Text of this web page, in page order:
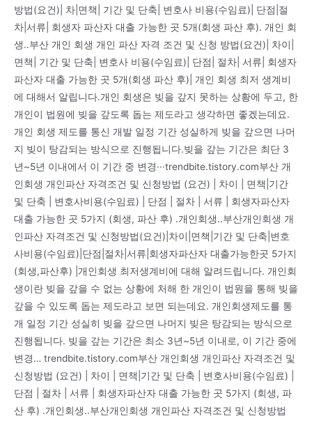
방법(요건)| 차|면책| 기간 및 단축| 변호사 비용(수임료)| 단점|절
차|서류| 회생자 파산자 대출 가능한 곳 5개(회생 파산 후). 개인 회
생..부산 개인 회생 개인 파산 자격 조건 및 신청 방법(요건)| 차이|
면책| 기간 및 단축| 변호사 비용(수임료)| 단점| 절차| 서류| 회생자
파산자 대출 가능한 곳 5개(회생 파산 후)| 개인 회생 최저 생계비
에 대해서 알립니다.개인 회생은 빚을 갚지 못하는 상황에 두고, 한
개인이 법원에 빚을 갚도록 돕는 제도라고 생각하면 좋겠는데요.
개인 회생 제도를 통신 개발 일정 기간 성실하게 빚을 갚으면 나머
지 빚이 탕감되는 방식으로 진행됩니다.빚을 갚는 기간은 최단 3
년~5년 이내에서 이 기간 중 변경···trendbite.tistory.com부산 개
인회생 개인파산 자격조건 및 신청방법 (요건) | 차이 | 면책|기간
및 단축 | 변호사비용(수임료) | 단점 | 절차 | 서류 | 회생자파산자
대출 가능한 곳 5가지 (회생, 파산 후) .개인회생..부산개인회생 개
인파산 자격조건 및 신청방법(요건)|차이|면책|기간 및 단축|변호
사비용(수임료)|단점|절차|서류|회생자파산자 대출가능한곳 5가지
(회생,파산후) |개인회생 최저생계비에 대해 알려드립니다. 개인회
생이란 빚을 갚을 수 없는 상황에 처해 한 개인이 법원을 통해 빚을
갚을 수 있도록 돕는 제도라고 보면 되는데요. 개인회생제도를 통
개 일정 기간 성실히 빚을 갚으면 나머지 빚은 탕감되는 방식으로
진행됩니다. 빚을 갚는 기간은 최소 3년~5년 이내로, 이 기간 중에
변경… trendbite.tistory.com부산 개인회생 개인파산 자격조건 및
신청방법 (요건) | 차이 | 면책|기간 및 단축 | 변호사비용(수임료) |
단점 | 절차 | 서류 | 회생자파산자 대출 가능한 곳 5가지 (회생, 파
산 후) .개인회생..부산개인회생 개인파산 자격조건 및 신청방법